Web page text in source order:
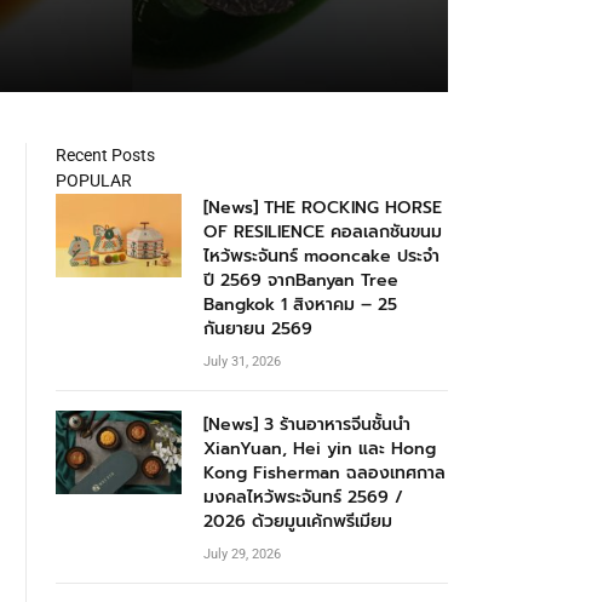
Recent Posts
POPULAR
[News] THE ROCKING HORSE
OF RESILIENCE คอลเลกชันขนม
ไหว้พระจันทร์ mooncake ประจำ
ปี 2569 จากBanyan Tree
Bangkok 1 สิงหาคม – 25
กันยายน 2569
July 31, 2026
[News] 3 ร้านอาหารจีนชั้นนำ
XianYuan, Hei yin และ Hong
Kong Fisherman ฉลองเทศกาล
มงคลไหว้พระจันทร์ 2569 /
2026 ด้วยมูนเค้กพรีเมียม
July 29, 2026